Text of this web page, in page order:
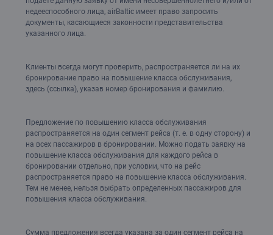
недееспособного лица, airBaltic имеет право запросить
документы, касающиеся законности представительства
указанного лица.
Клиенты всегда могут проверить, распространяется ли на их
бронирование право на повышение класса обслуживания,
здесь (ссылка), указав номер бронирования и фамилию.
Предложение по повышению класса обслуживания
распространяется на один сегмент рейса (т. е. в одну сторону) и
на всех пассажиров в бронировании. Можно подать заявку на
повышение класса обслуживания для каждого рейса в
бронировании отдельно, при условии, что на рейс
распространяется право на повышение класса обслуживания.
Тем не менее, нельзя выбрать определенных пассажиров для
повышения класса обслуживания.
Сумма предложения всегда указана за один сегмент рейса на